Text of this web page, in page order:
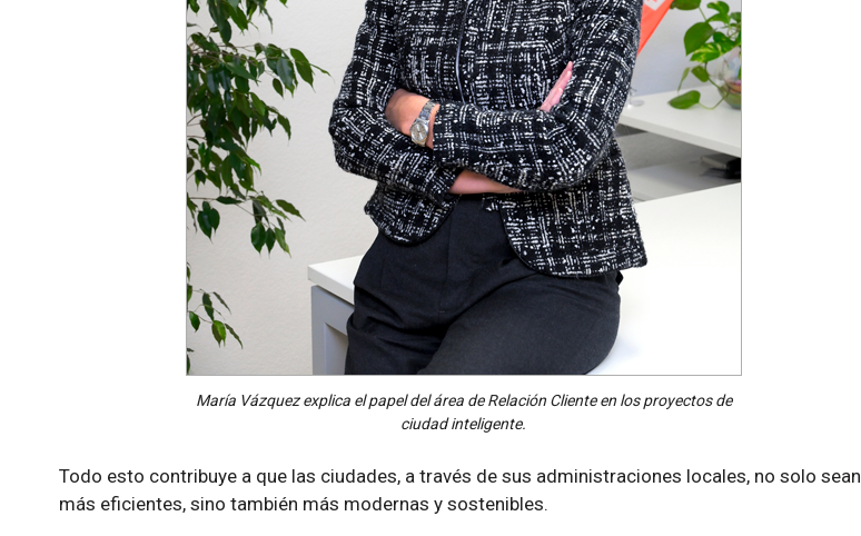
María Vázquez explica el papel del área de Relación Cliente en los proyectos de
ciudad inteligente.
Todo esto contribuye a que las ciudades, a través de sus administraciones locales, no solo sean
más eficientes, sino también más modernas y sostenibles.